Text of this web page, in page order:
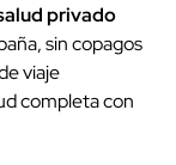
privado
sin copagos
viaje
completa con